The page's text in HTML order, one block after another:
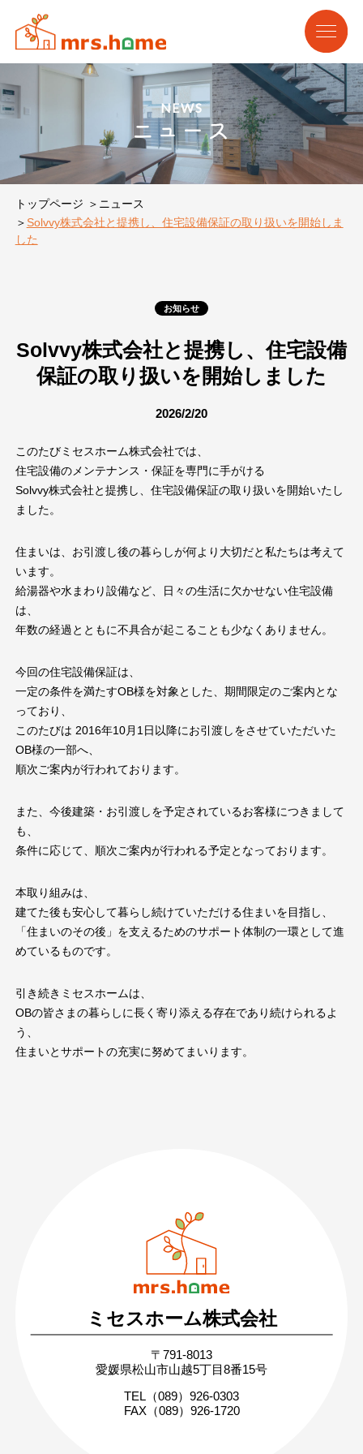
NEWS
ニュース
トップページ
ニュース
Solvvy株式会社と提携し、住宅設備保証の取り扱いを開始しま
した
お知らせ
Solvvy株式会社と提携し、住宅設備
保証の取り扱いを開始しました
2026/2/20
このたびミセスホーム株式会社では、
住宅設備のメンテナンス・保証を専門に手がける
Solvvy株式会社と提携し、住宅設備保証の取り扱いを開始いたし
ました。
住まいは、お引渡し後の暮らしが何より大切だと私たちは考えて
います。
給湯器や水まわり設備など、日々の生活に欠かせない住宅設備
は、
年数の経過とともに不具合が起こることも少なくありません。
今回の住宅設備保証は、
一定の条件を満たすOB様を対象とした、期間限定のご案内とな
っており、
このたびは 2016年10月1日以降にお引渡しをさせていただいた
OB様の一部へ、
順次ご案内が行われております。
また、今後建築・お引渡しを予定されているお客様につきまして
も、
条件に応じて、順次ご案内が行われる予定となっております。
本取り組みは、
建てた後も安心して暮らし続けていただける住まいを目指し、
「住まいのその後」を支えるためのサポート体制の一環として進
めているものです。
引き続きミセスホームは、
OBの皆さまの暮らしに長く寄り添える存在であり続けられるよ
う、
住まいとサポートの充実に努めてまいります。
営業時間：月〜土 8:30 〜 17:30
日・祝 9:30 〜 17:30
無料相談・お問い合わせ
まずはお気軽にご相談ください
家づくりの疑問や不安にお答えします
ミセスホーム株式会社
〒791-8013
愛媛県松山市山越5丁目8番15号
TEL（089）926-0303
FAX（089）926-1720